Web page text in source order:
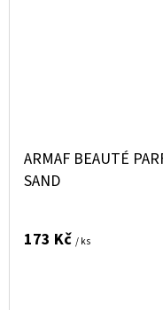
ARMAF BEAUTÉ
SAND
173 Kč / ks